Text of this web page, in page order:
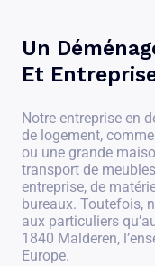
Un
Et
Notre entreprise en
de logement,
ou une grande
transport de
entreprise, de
bureaux. Toutefois,
aux particuliers
1840 Malderen,
Europe.